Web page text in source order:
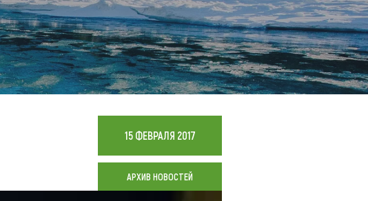
Санатории
Гостиницы, отели
Коттеджи, базы
Сельские усадьбы
Мотели, придорожные отели
Коллекция впечатлений
15 ФЕВРАЛЯ 2017
АРХИВ НОВОСТЕЙ